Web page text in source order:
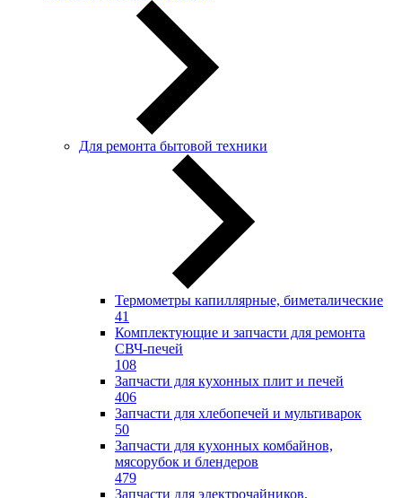
Для ремонта бытовой техники
Термометры капиллярные, биметалические
41
Комплектующие и запчасти для ремонта
СВЧ-печей
108
Запчасти для кухонных плит и печей
406
Запчасти для хлебопечей и мультиварок
50
Запчасти для кухонных комбайнов,
мясорубок и блендеров
479
Запчасти для электрочайников,